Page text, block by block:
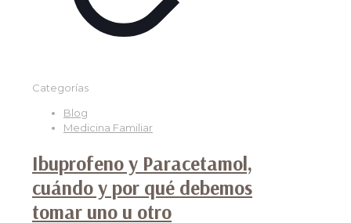
Categorías
Blog
Medicina Familiar
Ibuprofeno y Paracetamol,
cuándo y por qué debemos
tomar uno u otro